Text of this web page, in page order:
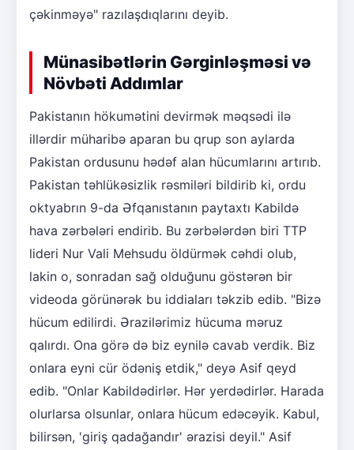
çəkinməyə" razılaşdıqlarını deyib.
Münasibətlərin Gərginləşməsi və
Növbəti Addımlar
Pakistanın hökumətini devirmək məqsədi ilə
illərdir müharibə aparan bu qrup son aylarda
Pakistan ordusunu hədəf alan hücumlarını artırıb.
Pakistan təhlükəsizlik rəsmiləri bildirib ki, ordu
oktyabrın 9-da Əfqanıstanın paytaxtı Kabildə
hava zərbələri endirib. Bu zərbələrdən biri TTP
lideri Nur Vali Mehsudu öldürmək cəhdi olub,
lakin o, sonradan sağ olduğunu göstərən bir
videoda görünərək bu iddiaları təkzib edib. "Bizə
hücum edilirdi. Ərazilərimiz hücuma məruz
qalırdı. Ona görə də biz eynilə cavab verdik. Biz
onlara eyni cür ödəniş etdik," deyə Asif qeyd
edib. "Onlar Kabildədirlər. Hər yerdədirlər. Harada
olurlarsa olsunlar, onlara hücum edəcəyik. Kabul,
bilirsən, 'giriş qadağandır' ərazisi deyil." Asif